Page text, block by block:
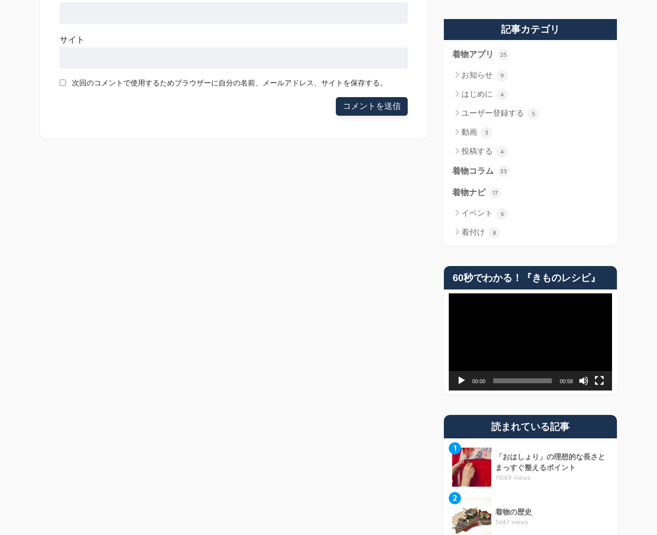
サイト
次回のコメントで使用するためブラウザーに自分の名前、メールアドレス、サイトを保存する。
記事カテゴリ
着物アプリ 25
お知らせ 9
はじめに 4
ユーザー登録する 5
動画 3
投稿する 4
着物コラム 33
着物ナビ 17
イベント 6
着付け 8
60秒でわかる！『きものレシピ』
ヤ
00:00 00:58
読まれている記事
1
「おはしょり」の理想的な長さと
まっすぐ整えるポイント
11089 views
2
着物の歴史
5647 views